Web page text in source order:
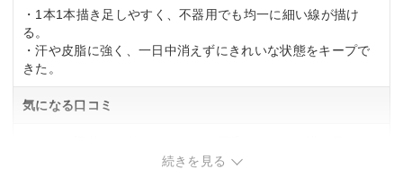
・1本1本描き足しやすく、不器用でも均一に細い線が描け
る。
・汗や皮脂に強く、一日中消えずにきれいな状態をキープで
きた。
気になる口コミ
い人には物足りない発色だと感じた。
続きを見る